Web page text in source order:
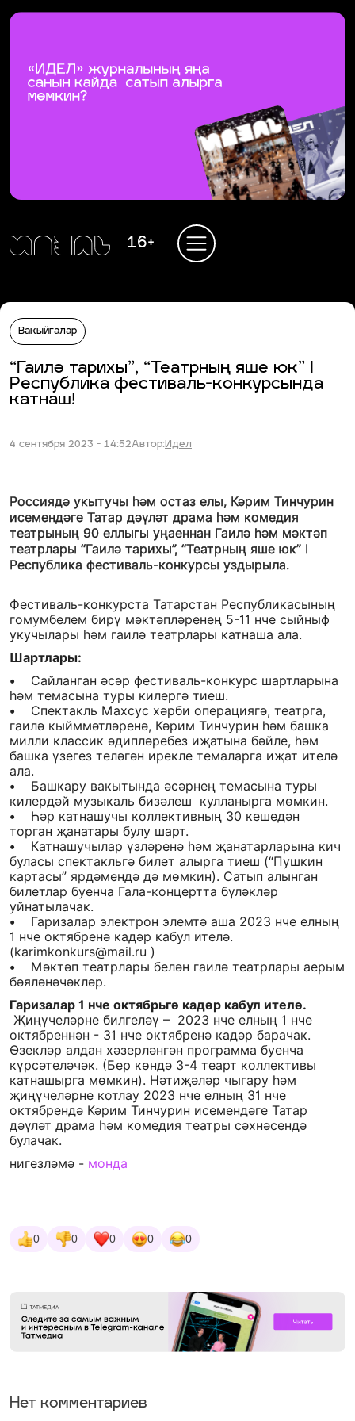
16+
Вакыйгалар
“Гаилә тарихы”, “Театрның яше юк” I
Республика фестиваль-конкурсында
катнаш!
4 сентября 2023 - 14:52Автор:Идел
Россиядә укытучы һәм остаз елы, Кәрим Тинчурин
исемендәге Татар дәүләт драма һәм комедия
театрының 90 еллыгы уңаеннан Гаилә һәм мәктәп
театрлары “Гаилә тарихы”, “Театрның яше юк” I
Республика фестиваль-конкурсы уздырыла.
Фестиваль-конкурста Татарстан Республикасының
гомумбелем бирү мәктәпләренең 5-11 нче сыйныф
укучылары һәм гаилә театрлары катнаша ала.
Шартлары:
• Сайланган әсәр фестиваль-конкурс шартларына
һәм темасына туры килергә тиеш.
• Спектакль Махсус хәрби операциягә, театрга,
гаилә кыйммәтләренә, Кәрим Тинчурин һәм башка
милли классик әдипләребез иҗатына бәйле, һәм
башка үзегез теләгән ирекле темаларга иҗат ителә
ала.
• Башкару вакытында әсәрнең темасына туры
килердәй музыкаль бизәлеш кулланырга мөмкин.
• Һәр катнашучы коллективның 30 кешедән
торган җанатары булу шарт.
• Катнашучылар үзләренә һәм җанатарларына кич
буласы спектакльгә билет алырга тиеш (“Пушкин
картасы” ярдәмендә дә мөмкин). Сатып алынган
билетлар буенча Гала-концертта бүләкләр
уйнатылачак.
• Гаризалар электрон элемтә аша 2023 нче елның
1 нче октябренә кадәр кабул ителә.
(karimkonkurs@mail.ru )
• Мәктәп театрлары белән гаилә театрлары аерым
бәяләнәчәкләр.
Гаризалар 1 нче октябрьгә кадәр кабул ителә.
Җиңүчеләрне билгеләү – 2023 нче елның 1 нче
октябреннән - 31 нче октябренә кадәр барачак.
Өзекләр алдан хәзерләнгән программа буенча
күрсәтеләчәк. (Бер көндә 3-4 теарт коллективы
катнашырга мөмкин). Нәтиҗәләр чыгару һәм
җиңүчеләрне котлау 2023 нче елның 31 нче
октябрендә Кәрим Тинчурин исемендәге Татар
дәүләт драма һәм комедия театры сәхнәсендә
булачак.
нигезләмә - монда
0 0 0 0 0
Нет комментариев